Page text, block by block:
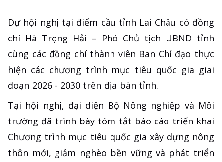
Dự hội nghị tại điểm cầu tỉnh Lai Châu có đồng
chí Hà Trọng Hải – Phó Chủ tịch UBND tỉnh
cùng các đồng chí thành viên Ban Chỉ đạo thực
hiện các chương trình mục tiêu quốc gia giai
đoạn 2026 - 2030 trên địa bàn tỉnh.
Tại hội nghị, đại diện Bộ Nông nghiệp và Môi
trường đã trình bày tóm tắt báo cáo triển khai
Chương trình mục tiêu quốc gia xây dựng nông
thôn mới, giảm nghèo bền vững và phát triển